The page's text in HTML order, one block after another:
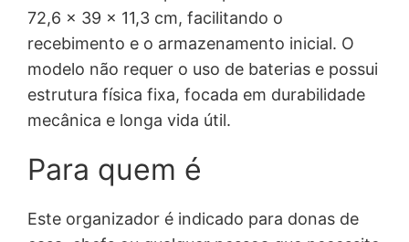
72,6 x 39 x 11,3 cm, facilitando o
recebimento e o armazenamento inicial. O
modelo não requer o uso de baterias e possui
estrutura física fixa, focada em durabilidade
mecânica e longa vida útil.
Para quem é
Este organizador é indicado para donas de